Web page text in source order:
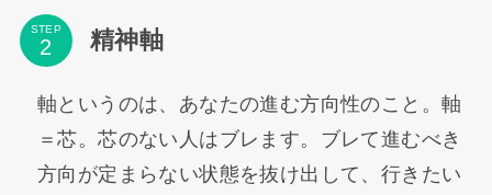
STEP 精神軸
軸というのは、あなたの進む方向性のこと。軸
＝芯。芯のない人はブレます。ブレて進むべき
方向が定まらない状態を抜け出して、行きたい